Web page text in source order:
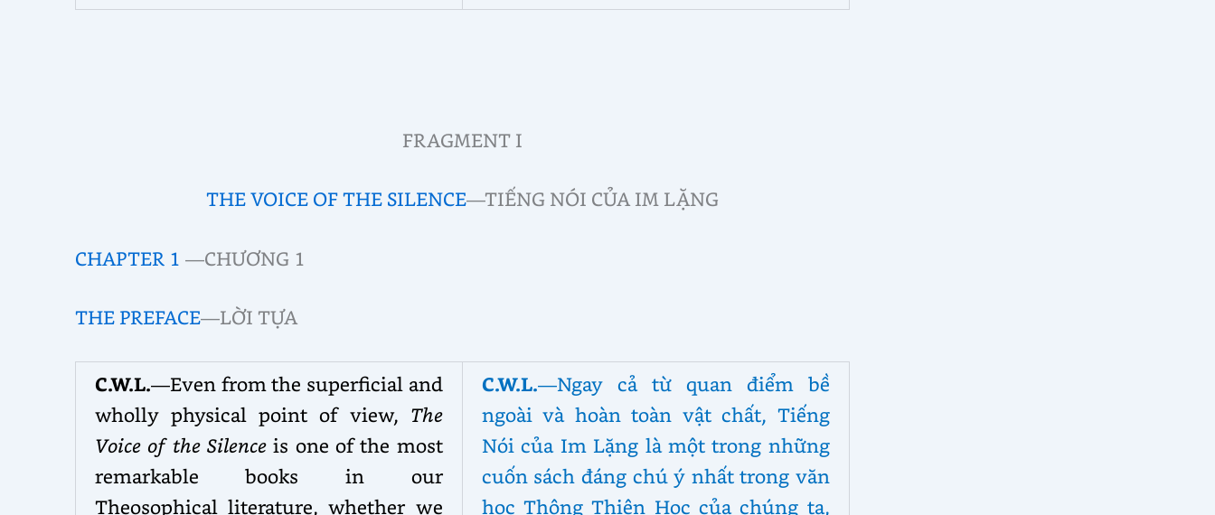
FRAGMENT I
THE VOICE OF THE SILENCE—TIẾNG NÓI CỦA IM LẶNG
CHAPTER 1 —CHƯƠNG 1
THE PREFACE—LỜI TỰA
C.W.L.—Even from the superficial and
wholly physical point of view, The
Voice of the Silenceis one of the most
remarkable books in our
Theosophical literature, whether we
C.W.L.—Ngay cả từ quan điểm bề
ngoài và hoàn toàn vật chất, Tiếng
Nói của Im Lặng là một trong những
cuốn sách đáng chú ý nhất trong văn
học Thông Thiên Học của chúng ta,